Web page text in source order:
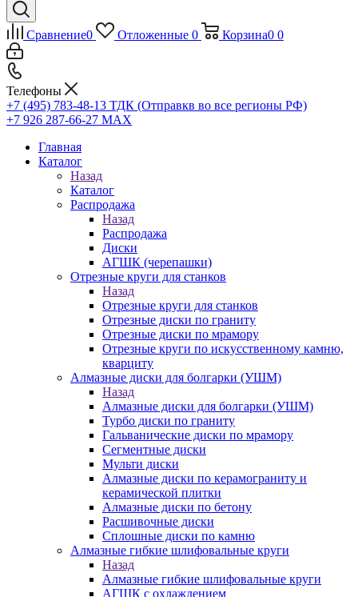
Сравнение0 Отложенные 0 Корзина0 0
Телефоны
+7 (495) 783-48-13 ТДК (Отправкв во все регионы РФ)
+7 926 287-66-27 МАХ
Главная
Каталог
Назад
Каталог
Распродажа
Назад
Распродажа
Диски
АГШК (черепашки)
Отрезные круги для станков
Назад
Отрезные круги для станков
Отрезные диски по граниту
Отрезные диски по мрамору
Отрезные круги по искусственному камню,
кварциту
Алмазные диски для болгарки (УШМ)
Назад
Алмазные диски для болгарки (УШМ)
Турбо диски по граниту
Гальванические диски по мрамору
Сегментные диски
Мульти диски
Алмазные диски по керамограниту и
керамической плитки
Алмазные диски по бетону
Расшивочные диски
Сплошные диски по камню
Алмазные гибкие шлифовальные круги
Назад
Алмазные гибкие шлифовальные круги
АГШК с охлаждением